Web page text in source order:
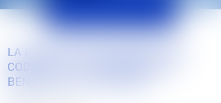
LA PRESCRIPTION BIENNALE DU
CODE DE LA CONSOMMATION
BENEFICIE A LA CAUTION